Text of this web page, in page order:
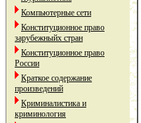
Компьютерные сети
Конституционное право
зарубежныйх стран
Конституционное право
России
Краткое содержание
произведений
Криминалистика и
криминология